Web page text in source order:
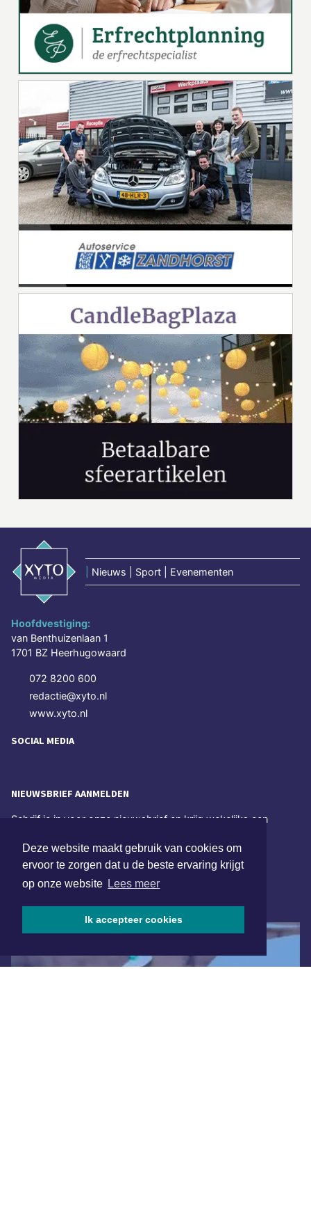
Deze website maakt gebruik van cookies om
ervoor te zorgen dat u de beste ervaring krijgt
op onze website Lees meer
Ik accepteer cookies
Nieuws | Sport | Evenementen
Hoofdvestiging:
van Benthuizenlaan 1
1701 BZ Heerhugowaard
072 8200 600
redactie@xyto.nl
www.xyto.nl
SOCIAL MEDIA
NIEUWSBRIEF AANMELDEN
Schrijf je in voor onze nieuwsbrief en krijg wekelijks een
Aanmelden
ONLINE DAGBLADEN